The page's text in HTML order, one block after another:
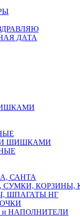
ДАТА
И ШИШКАМИ
САНТА
СУМКИ,
ШПАГАТЫ НГ
НАПОЛНИТЕЛИ